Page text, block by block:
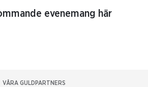
evenemang här
VÅRA GULDPARTNERS